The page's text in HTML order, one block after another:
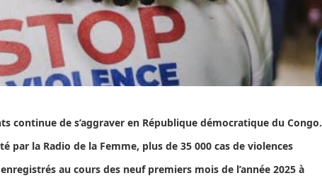
continue de s’aggraver en République démocratique du Congo.
par la Radio de la Femme, plus de 35 000 cas de violences
au cours des neuf premiers mois de l’année 2025 à